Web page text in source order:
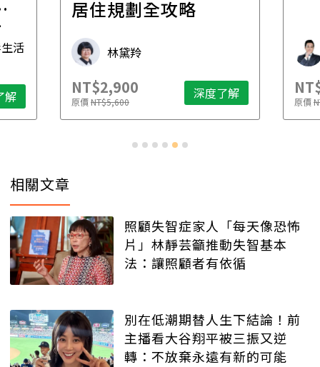
活
解
居住規劃全攻略
林黛羚
NT$2,900
原價NT$5,600 深度了解 原價
相關文章
照顧失智症家人「每天像恐怖
片」林靜芸籲推動失智基本
法：讓照顧者有依循
別在低潮期替人生下結論！前
主播看大谷翔平被三振又逆
轉：不放棄永遠有新的可能